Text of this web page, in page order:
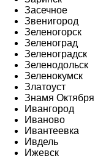
Засечное
Звенигород
Зеленогорск
Зеленоград
Зеленоградск
Зеленодольск
Зеленокумск
Златоуст
Знамя Октября
Ивангород
Иваново
Ивантеевка
Ивдель
Ижевск